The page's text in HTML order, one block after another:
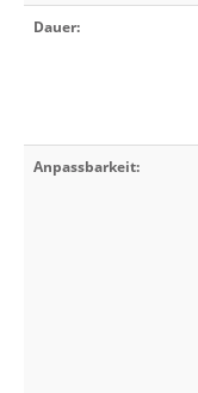
Dauer:
Anpassbarkeit: